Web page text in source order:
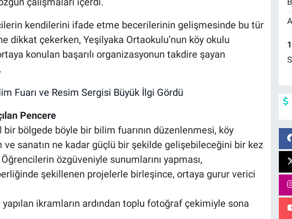
kendilerini ifade etme becerilerinin gelişmesinde bu tür
dikkat çekerken, Yeşilyaka Ortaokulu’nun köy okulu
konulan başarılı organizasyonun takdire şayan
Pencere
bir bölgede böyle bir bilim fuarının düzenlenmesi, köy
ve sanatın ne kadar güçlü bir şekilde gelişebileceğini bir kez
özgüveniyle sunumlarını yapması,
şekillenen projelerle birleşince, ortaya gurur verici
ikramların ardından toplu fotoğraf çekimiyle sona